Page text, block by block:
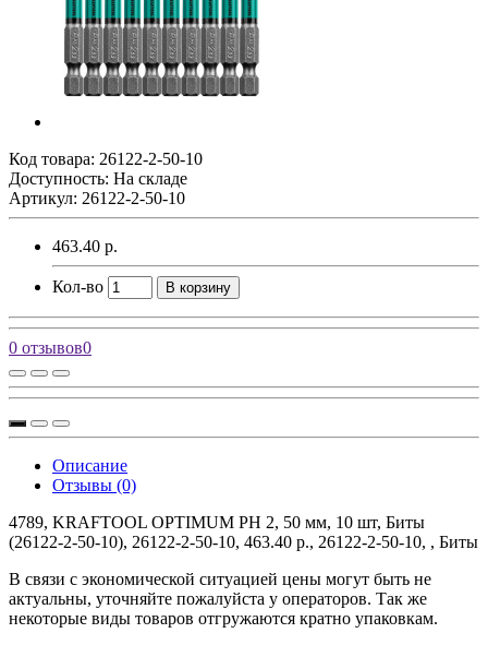
Код товара: 26122-2-50-10
Доступность: На складе
Артикул: 26122-2-50-10
463.40 р.
Кол-во В корзину
0 отзывов0
Описание
Отзывы (0)
4789, KRAFTOOL OPTIMUM PH 2, 50 мм, 10 шт, Биты
(26122-2-50-10), 26122-2-50-10, 463.40 р., 26122-2-50-10, , Биты
В связи с экономической ситуацией цены могут быть не
актуальны, уточняйте пожалуйста у операторов. Так же
некоторые виды товаров отгружаются кратно упаковкам.